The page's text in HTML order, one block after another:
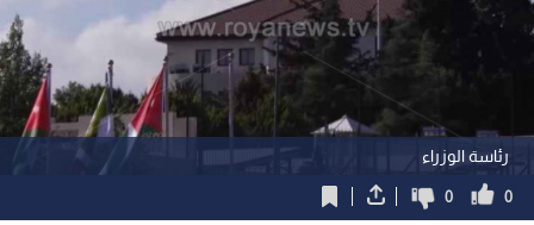
رئاسة الوزراء
0
0